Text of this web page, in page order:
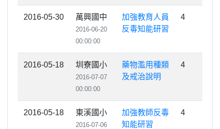
2016-05-30 萬興國中
2016-06-20
00:00:00
加強教育人員
反毒知能研習
4
2016-05-18 圳寮國小
2016-07-07
00:00:00
藥物濫用種類
及戒治說明
4
2016-05-18 東溪國小
2016-07-06
加強教師反毒
知能研習
4